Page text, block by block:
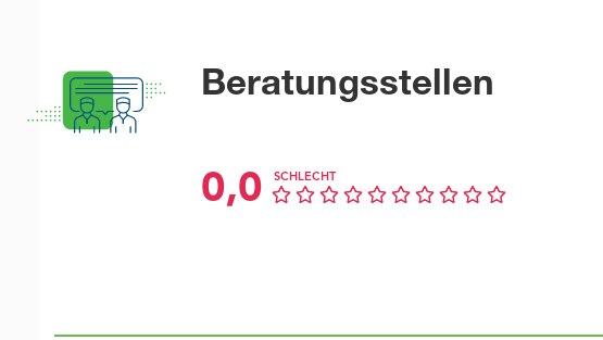
Beratungsstellen
0,0 SCHLECHT